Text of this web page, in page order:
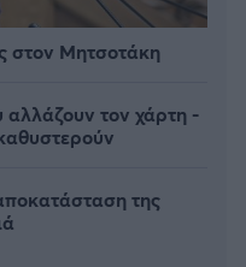
στον Μητσοτάκη
τον χάρτη -
της